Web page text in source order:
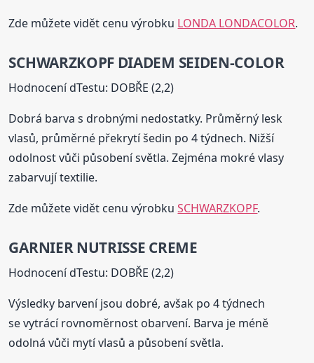
Zde můžete vidět cenu výrobku LONDA LONDACOLOR.
SCHWARZKOPF DIADEM SEIDEN-COLOR
Hodnocení dTestu: DOBŘE (2,2)
Dobrá barva s drobnými nedostatky. Průměrný lesk
vlasů, průměrné překrytí šedin po 4 týdnech. Nižší
odolnost vůči působení světla. Zejména mokré vlasy
zabarvují textilie.
Zde můžete vidět cenu výrobkuSCHWARZKOPF.
GARNIER NUTRISSE CREME
Hodnocení dTestu: DOBŘE (2,2)
Výsledky barvení jsou dobré, avšak po 4 týdnech
se vytrácí rovnoměrnost obarvení. Barva je méně
odolná vůči mytí vlasů a působení světla.